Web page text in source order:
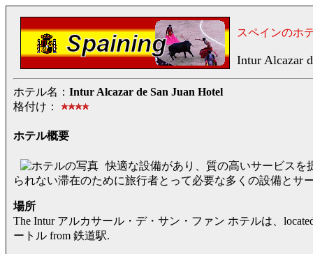
スペインのホ
Intur Alcazar
ホテル名： Intur Alcazar de San Juan Hotel
格付け：
ホテル概要
快適な設備があり、質の高いサービス
られない滞在のために旅行者とって必要な多くの設備とサ
場所
The Intur アルカサール・デ・サン・ファン ホテルは、
ートル from 鉄道駅.